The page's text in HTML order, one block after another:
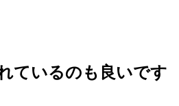
ているのも良いです